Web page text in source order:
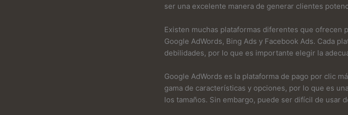
ser una excelente manera de generar clientes
Existen muchas plataformas diferentes que ofrecen
Google AdWords, Bing Ads y Facebook Ads. Cada
debilidades, por lo que es importante elegir la
Google AdWords es la plataforma de pago por clic
gama de características y opciones, por lo que es
los tamaños. Sin embargo, puede ser difícil de usar